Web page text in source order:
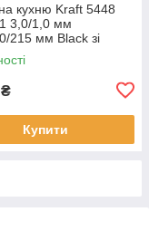
кухню Kraft 5448
3,0/1,0 мм
215 мм Black зі
раковина
нержавійка
₴
Купити